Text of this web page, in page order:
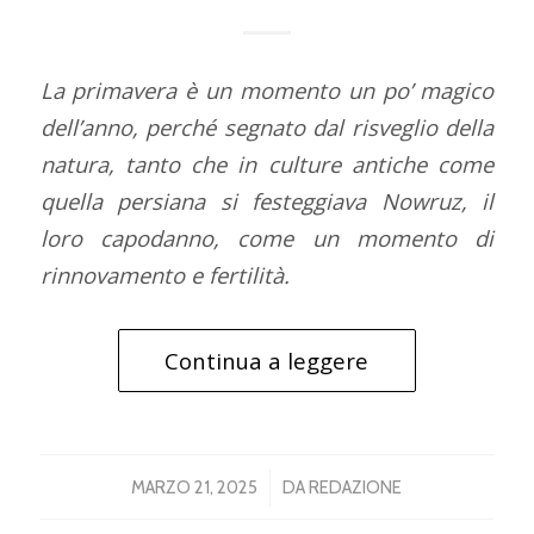
La primavera è un momento un po’ magico
dell’anno, perché segnato dal risveglio della
natura, tanto che in culture antiche come
quella persiana si festeggiava Nowruz, il
loro capodanno, come un momento di
rinnovamento e fertilità.
Continua a leggere
MARZO 21, 2025
/ DAREDAZIONE